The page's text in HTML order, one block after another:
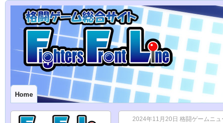
Home
2024年11月20日 格闘ゲームニ